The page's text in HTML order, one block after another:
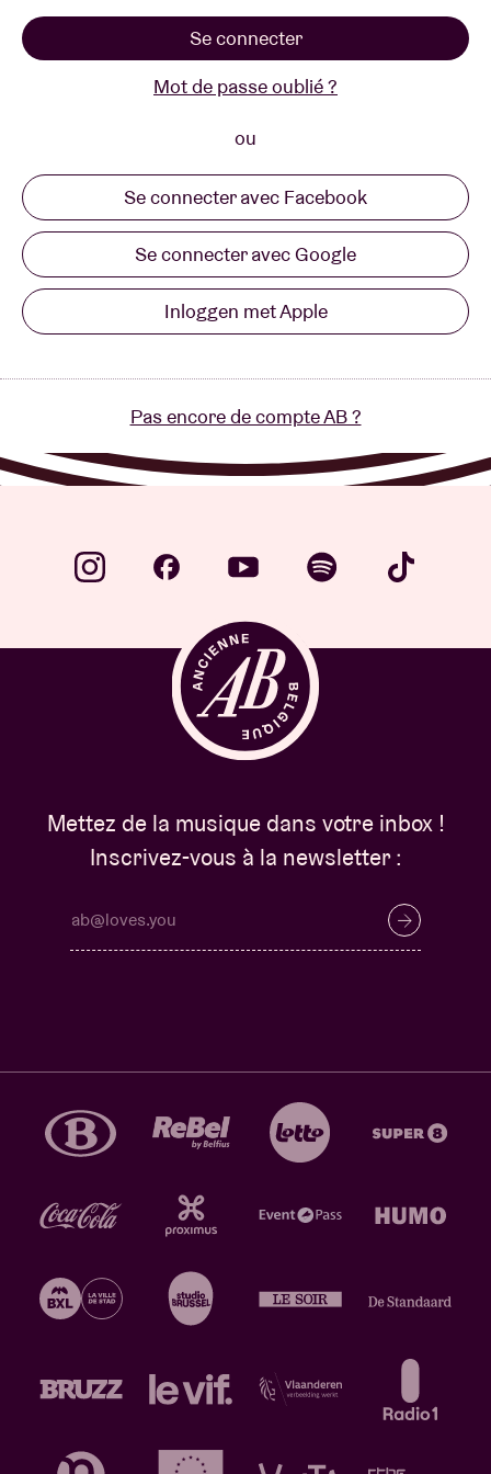
Location de salles
ABtv
Chèque-concert
À propos de l'AB
Se connecter
Mot de passe oublié ?
ou
Se connecter avec Facebook
Se connecter avec Google
Inloggen met Apple
Pas encore de compte AB ?
Mettez de la musique dans votre inbox !
Inscrivez-vous à la newsletter :